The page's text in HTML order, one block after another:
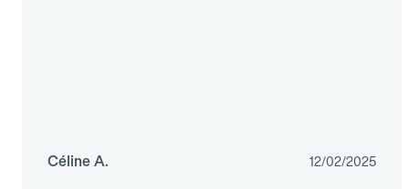
Céline A. 12/02/2025